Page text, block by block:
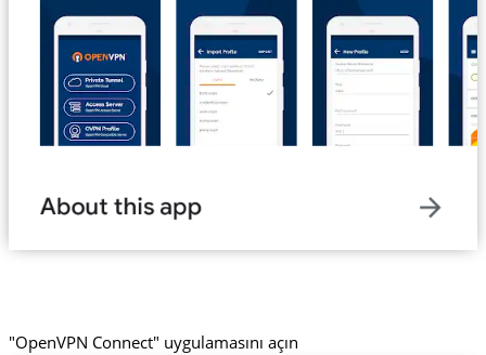
"OpenVPN Connect" uygulamasını açın